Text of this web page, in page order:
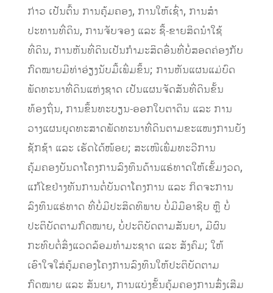
ກ່າວ ເປັນຕົ້ນ ການຄຸ້ມຄອງ, ການໃຫ້ເຊົ່າ, ການສຳ
ປະທານທີ່ດິນ, ການຈັບຈອງ ແລະ ຊື້-ຂາຍສິດນໍາໃຊ້
ທີ່ດິນ, ການຫັນທີ່ດິນເປັນກຳມະສິດອື່ນທີ່ບໍ່ສອດຄ່ອງກັບ
ກົດໝາຍມີທ່າອ່ຽງນັບມື້ເພີ່ມຂຶ້ນ; ການຫັນແຜນແມ່ບົດ
ພັດທະນາທີ່ດິນແຫ່ງຊາດ ເປັນແຜນຈັດສັນທີ່ດິນຂັ້ນ
ທ້ອງຖິ່ນ, ການຂຶ້ນທະບຽນ-ອອກໃບຕາດິນ ແລະ ການ
ວາງແຜນຍຸດທະສາດພັດທະນາທີ່ດິນຕາມຂະແໜງການຍັງ
ຊັກຊ້າ ແລະ ເຮັດໄດ້ໜ້ອຍ; ສະເໜີເພີ່ມທະວີການ
ຄຸ້ມຄອງບັນດາໂຄງການລົງທຶນດ້ານແຮ່ທາດໃຫ້ເຂັ້ມງວດ,
ແກ້ໄຂຢ່າງທັນການຕໍ່ບັນດາໂຄງການ ແລະ ກິດຈະການ
ລົງທຶນແຮ່ທາດ ທີ່ບໍ່ມີປະສິດທິພາບ ບໍ່ມີມືອາຊີບ ຫຼື ບໍ່
ປະຕິບັດຕາມກົດໝາຍ, ບໍ່ປະຕິບັດຕາມສັນຍາ, ມີຜົນ
ກະທົບຕໍ່ສິ່ງແວດລ້ອມທຳມະຊາດ ແລະ ສັງຄົມ; ໃຫ້
ເອົາໃຈໃສ່ຄຸ້ມຄອງໂຄງການລົງທຶນໃຫ້ປະຕິບັດຕາມ
ກົດໝາຍ ແລະ ສັນຍາ, ການແບ່ງຂັ້ນຄຸ້ມຄອງການສົ່ງເສີມ